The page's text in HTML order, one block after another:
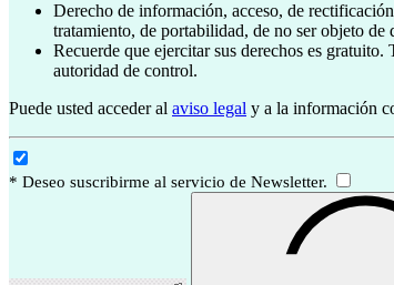
Derecho de información, acceso, de
tratamiento, de portabilidad, de no ser objeto de
Recuerde que ejercitar sus derechos es
autoridad de control.
Puede usted acceder al aviso legal y a la información
* Deseo suscribirme al servicio de Newsletter.